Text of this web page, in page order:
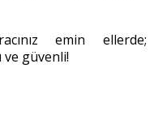
emin ellerde;
güvenli!